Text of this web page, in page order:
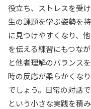
役立ち、ストレスを受
生の課題を学ぶ姿勢を
に見つけやすくなり、
を伝える練習にもつな
と他者理解のバランス
時の反応が柔らかくな
でしょう。日常の対話
という小さな実践を積